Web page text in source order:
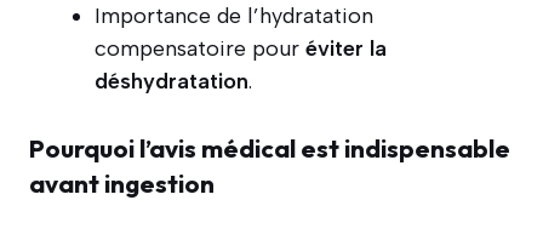
Importance de l’hydratation
compensatoire pour éviter la
déshydratation.
Pourquoi l’avis médical est indispensable
avant ingestion